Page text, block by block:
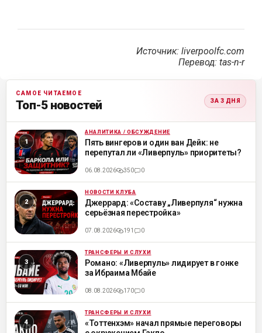
Источник: liverpoolfc.com
Перевод: tas-n-r
САМОЕ ЧИТАЕМОЕ
Топ-5 новостей ЗА 3 ДНЯ
ML АНАЛИТИКА / ОБСУЖДЕНИЕ
Пять вингеров и один ван Дейк: не
перепутал ли «Ливерпуль» приоритеты?
06.08.2026 350 0
ML НОВОСТИ КЛУБА
Джеррард: «Составу „Ливерпуля“ нужна
серьёзная перестройка»
07.08.2026 191 0
ML ТРАНСФЕРЫ И СЛУХИ
Романо: «Ливерпуль» лидирует в гонке
за Ибраима Мбайе
08.08.2026 170 0
ML ТРАНСФЕРЫ И СЛУХИ
«Тоттенхэм» начал прямые переговоры